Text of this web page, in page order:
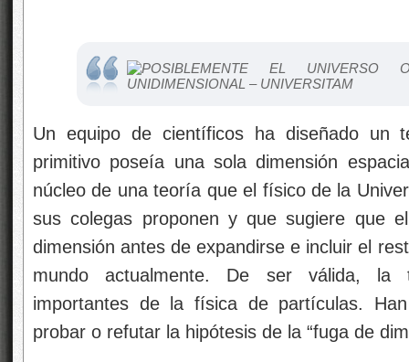
Un equipo de científicos ha diseñado un
primitivo poseía una sola dimensión
núcleo de una teoría que el físico de la
sus colegas proponen y que sugiere que
dimensión antes de expandirse e incluir el
mundo actualmente. De ser válida, la
importantes de la física de partículas.
probar o refutar la hipótesis de la “fuga de